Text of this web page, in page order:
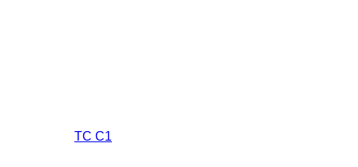
TC C1